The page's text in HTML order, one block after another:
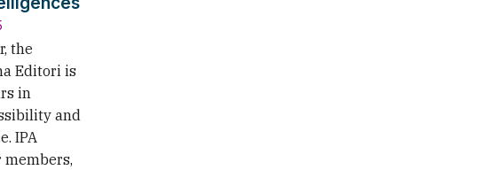
the
Editori is
in
and
IPA